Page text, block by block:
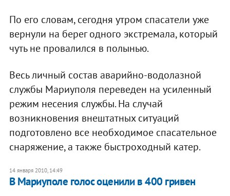
По его словам, сегодня утром спасатели уже
вернули на берег одного экстремала, который
чуть не провалился в полынью.
Весь личный состав аварийно-водолазной
службы Мариуполя переведен на усиленный
режим несения службы. На случай
возникновения внештатных ситуаций
подготовлено все необходимое спасательное
снаряжение, а также быстроходный катер.
14 января 2010, 14:49
В Мариуполе голос оценили в 400 гривен